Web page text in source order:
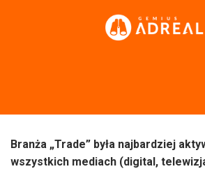
Branża „Trade” była najbardziej
wszystkich mediach (digital,